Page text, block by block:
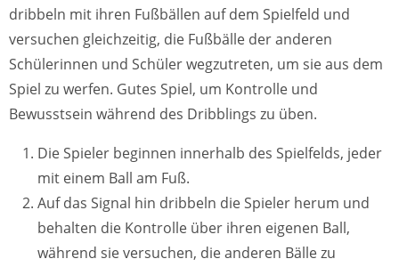
dribbeln mit ihren Fußbällen auf dem Spielfeld und
versuchen gleichzeitig, die Fußbälle der anderen
Schülerinnen und Schüler wegzutreten, um sie aus dem
Spiel zu werfen. Gutes Spiel, um Kontrolle und
Bewusstsein während des Dribblings zu üben.
Die Spieler beginnen innerhalb des Spielfelds, jeder
mit einem Ball am Fuß.
Auf das Signal hin dribbeln die Spieler herum und
behalten die Kontrolle über ihren eigenen Ball,
während sie versuchen, die anderen Bälle zu